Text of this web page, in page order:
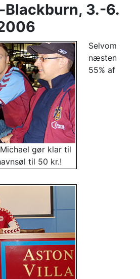
3.-6.
gør klar til
til 50 kr.!
Selvom
næsten
55% af